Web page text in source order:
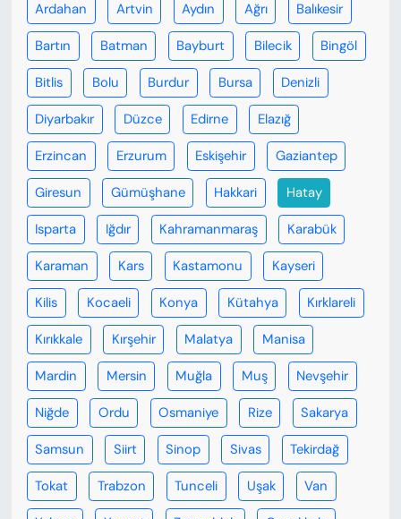
Ardahan Artvin Aydın Ağrı Balıkesir
Bartın Batman Bayburt Bilecik Bingöl
Bitlis Bolu Burdur Bursa Denizli
Diyarbakır Düzce Edirne Elazığ
Erzincan Erzurum Eskişehir Gaziantep
Giresun Gümüşhane Hakkari Hatay
Isparta Iğdır Kahramanmaraş Karabük
Karaman Kars Kastamonu Kayseri
Kilis Kocaeli Konya Kütahya Kırklareli
Kırıkkale Kırşehir Malatya Manisa
Mardin Mersin Muğla Muş Nevşehir
Niğde Ordu Osmaniye Rize Sakarya
Samsun Siirt Sinop Sivas Tekirdağ
Tokat Trabzon Tunceli Uşak Van